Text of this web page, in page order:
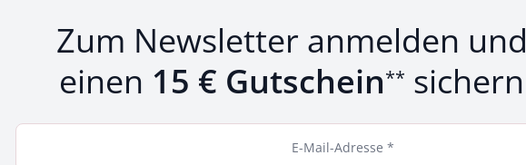
Zum Newsletter anmelden und
einen 15 € Gutschein** sichern
E-Mail-Adresse *